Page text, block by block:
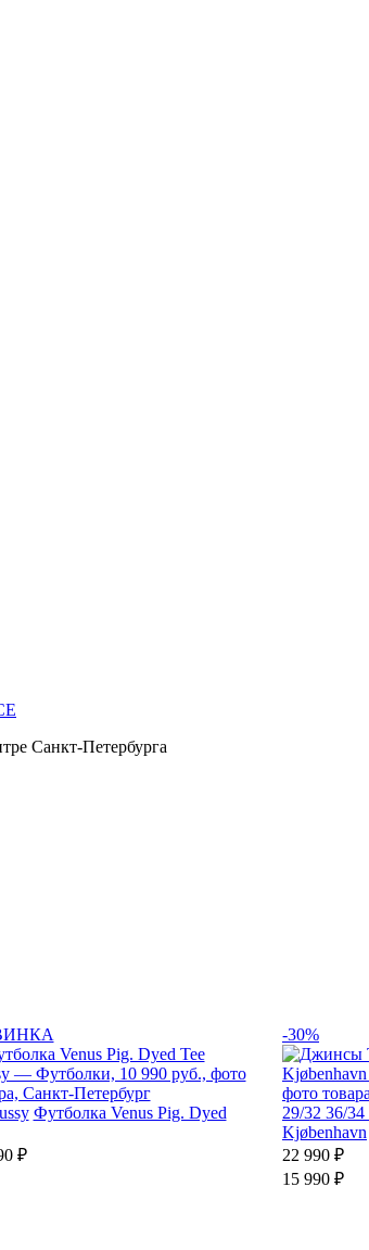
Санкт-Петербурга
Футболка Venus Pig. Dyed
₽
-30%
29/32 36/34
Kjøbenhavn
22 990 ₽
15 990 ₽